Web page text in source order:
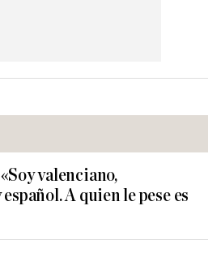
valenciano,
A quien le pese es